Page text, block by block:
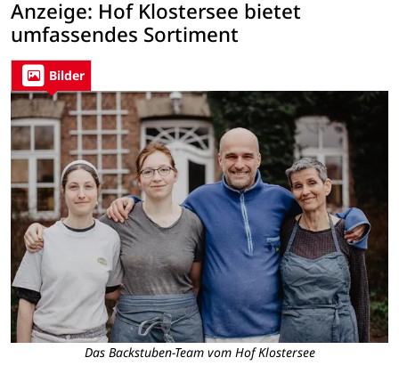
Anzeige: Hof Klostersee bietet
umfassendes Sortiment
Bilder
Das Backstuben-Team vom Hof Klostersee